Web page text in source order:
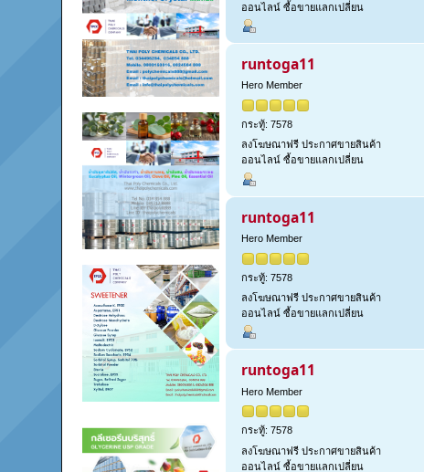
ออนไลน์ ซื้อขายแลกเปลี่ยน
runtoga11
Hero Member
กระทู้: 7578
ลงโฆษณาฟรี ประกาศขายสินค้า
ออนไลน์ ซื้อขายแลกเปลี่ยน
runtoga11
Hero Member
กระทู้: 7578
ลงโฆษณาฟรี ประกาศขายสินค้า
ออนไลน์ ซื้อขายแลกเปลี่ยน
runtoga11
Hero Member
กระทู้: 7578
ลงโฆษณาฟรี ประกาศขายสินค้า
ออนไลน์ ซื้อขายแลกเปลี่ยน